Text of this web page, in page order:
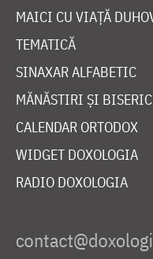
MAICI CU VIAȚĂ
TEMATICĂ
SINAXAR ALFABETIC
MĂNĂSTIRI ȘI
CALENDAR ORTODOX
WIDGET DOXOLOGIA
RADIO DOXOLOGIA